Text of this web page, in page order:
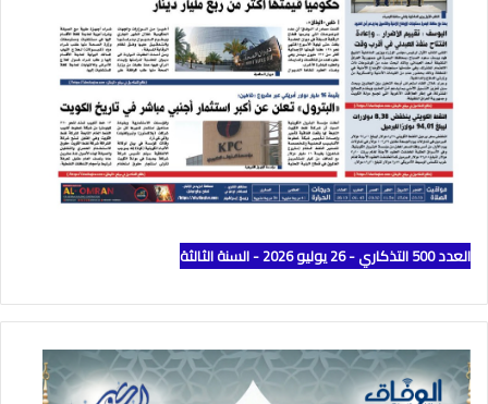
العدد 500 التذكاري - 26 يوليو 2026 - السنة الثالثة